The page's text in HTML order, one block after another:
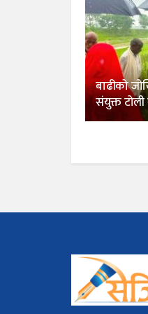
बाढीको
संयुक्त टोली